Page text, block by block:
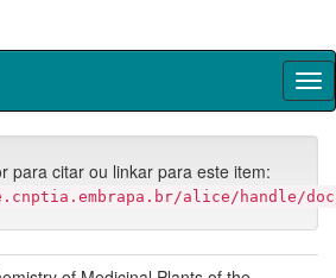
para citar ou linkar para este item:
alice/handle/doc/